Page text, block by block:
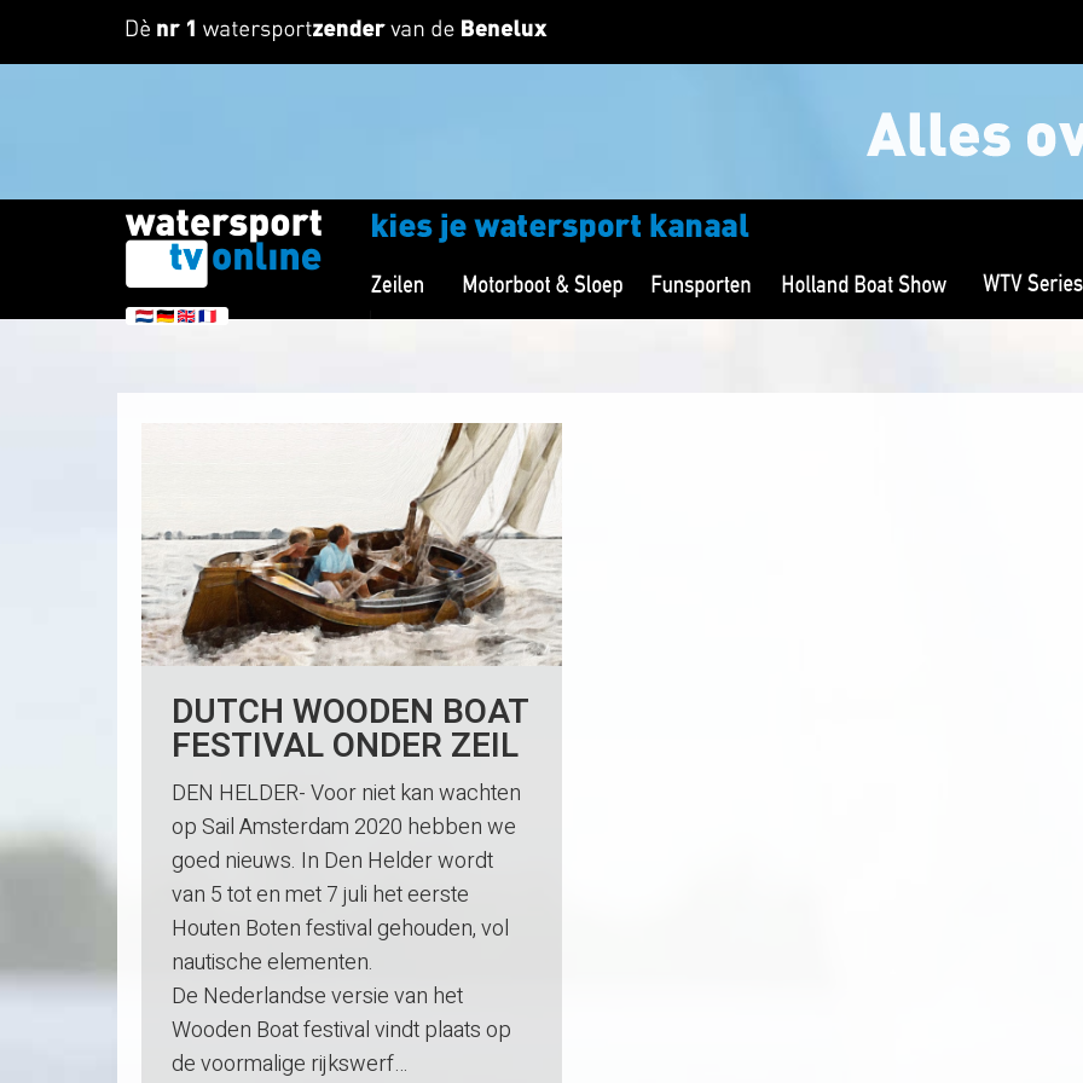
DUTCH WOODEN BOAT
FESTIVAL ONDER ZEIL
DEN HELDER- Voor niet kan wachten
op Sail Amsterdam 2020 hebben we
goed nieuws. In Den Helder wordt
van 5 tot en met 7 juli het eerste
Houten Boten festival gehouden, vol
nautische elementen.
De Nederlandse versie van het
Wooden Boat festival vindt plaats op
de voormalige rijkswerf…